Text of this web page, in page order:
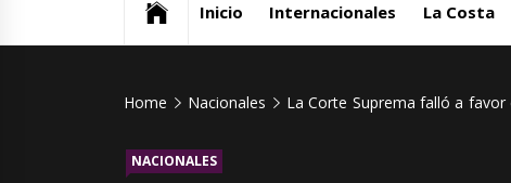
Inicio Internacionales La Costa
Home Nacionales La Corte Suprema falló a
NACIONALES